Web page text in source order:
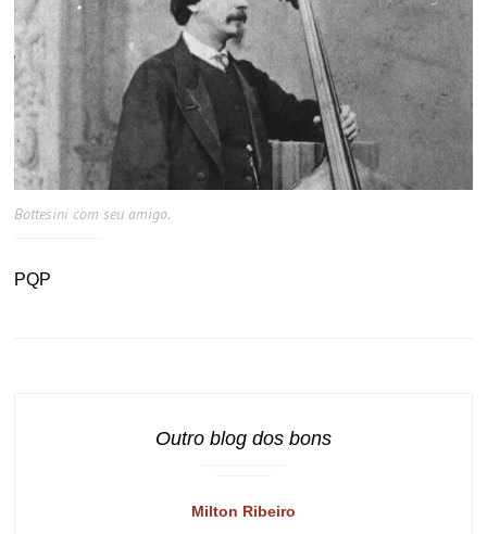
Bottesini com seu amigo.
PQP
Outro blog dos bons
Milton Ribeiro